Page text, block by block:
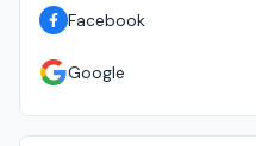
Facebook
Google